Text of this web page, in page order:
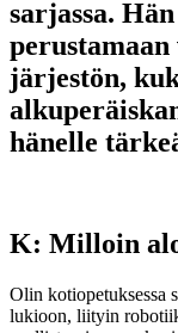
sarjassa.
järjestön,
hänelle
K: Milloin
Olin kotiopetuksessa
lukioon, liityin